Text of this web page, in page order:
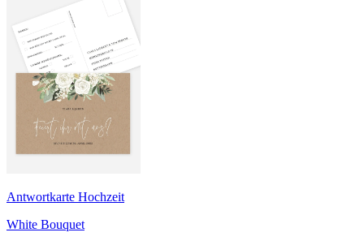
Antwortkarte Hochzeit
White Bouquet